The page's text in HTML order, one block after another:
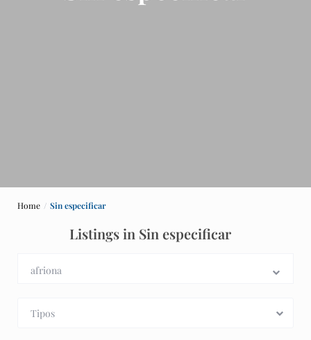
Home Sin especificar
Listings in Sin especificar
Tipos